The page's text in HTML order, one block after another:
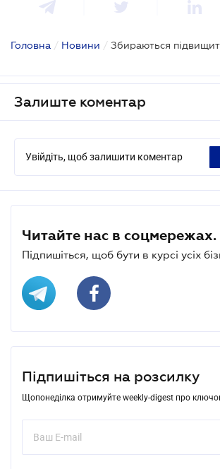
Головна / Новини / Збираються
Залиште коментар
Увійдіть, щоб залишити коментар
Читайте нас в соцмережах.
Підпишіться, щоб бути в курсі усіх
Підпишіться на розсилку
Щопонеділка отримуйте weekly-digest про